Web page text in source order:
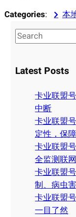
Categories:
本
S
e
r
Latest Posts
卡业联盟
中断
卡业联盟
定性，保
卡业联盟
全监测联
卡业联盟
制、病虫
卡业联盟
一目了然